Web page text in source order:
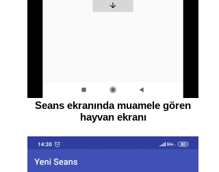
Seans ekranında muamele gören
hayvan ekranı